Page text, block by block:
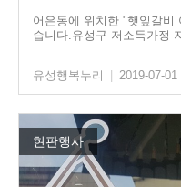
어은동에 위치한 "햇잎갈비
습니다.유성구 저소득가정
유성행복누리 2019-07-01
현판행사